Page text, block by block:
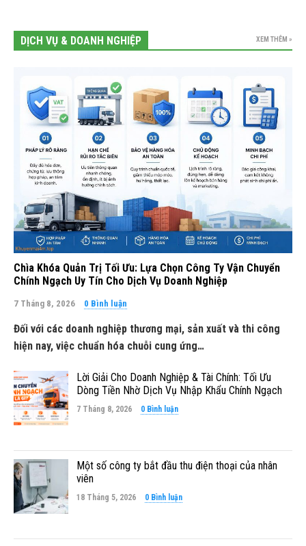
DỊCH VỤ & DOANH NGHIỆP XEM THÊM »
Chìa Khóa Quản Trị Tối Ưu: Lựa Chọn Công Ty Vận Chuyển
Chính Ngạch Uy Tín Cho Dịch Vụ Doanh Nghiệp
7 Tháng 8, 2026 0 Bình luận
Đối với các doanh nghiệp thương mại, sản xuất và thi công
hiện nay, việc chuẩn hóa chuỗi cung ứng…
Lời Giải Cho Doanh Nghiệp & Tài Chính: Tối Ưu
Dòng Tiền Nhờ Dịch Vụ Nhập Khẩu Chính Ngạch
7 Tháng 8, 2026 0 Bình luận
Một số công ty bắt đầu thu điện thoại của nhân
viên
18 Tháng 5, 2026 0 Bình luận